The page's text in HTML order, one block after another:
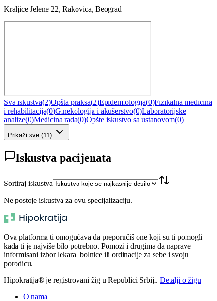
Kraljice Jelene 22, Rakovica, Beograd
Sva iskustva(2)Opšta praksa(2)Epidemiologija(0)Fizikalna medicina
i rehabilitacija(0)Ginekologija i akušerstvo(0)Laboratorijske
analize(0)Medicina rada(0)Opšte iskustvo sa ustanovom(0)
Prikaži sve (11 )
Iskustva pacijenata
Sortiraj iskustva
Ne postoje iskustva za ovu specijalizaciju.
Ova platforma ti omogućava da preporučiš one koji su ti pomogli
kada ti je najviše bilo potrebno. Pomozi i drugima da naprave
informisani izbor lekara, bolnice ili ordinacije za sebe i svoju
porodicu.
Hipokratija® je registrovani žig u Republici Srbiji. Detalji o žigu
O nama